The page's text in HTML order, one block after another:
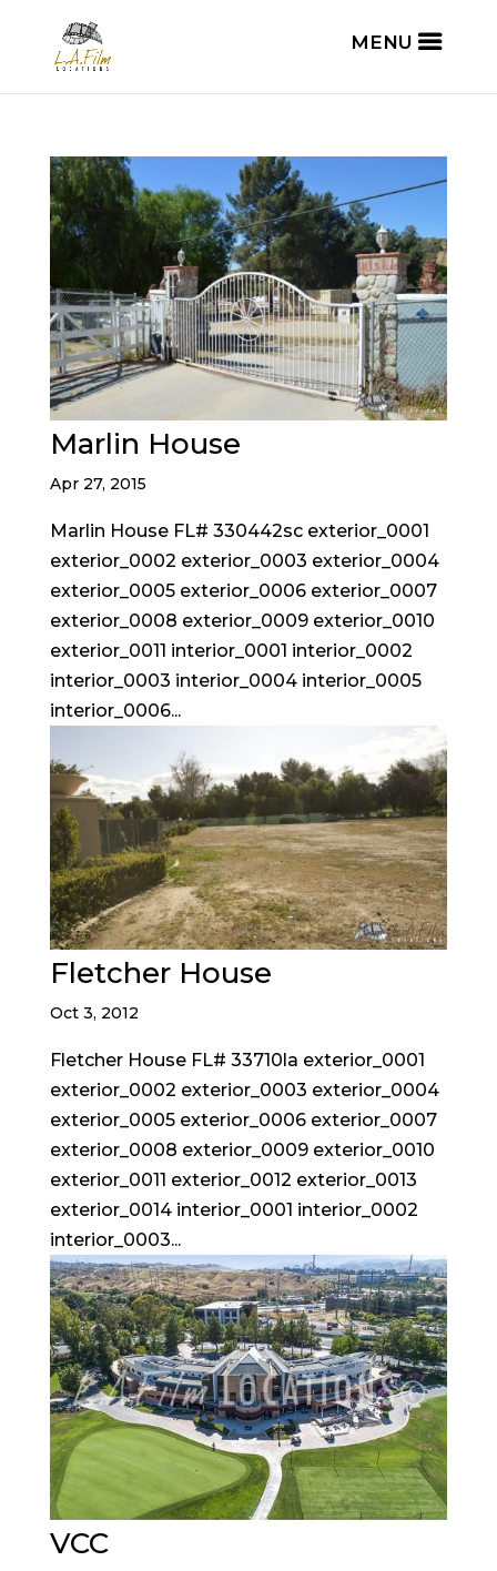
Marlin House
Apr 27, 2015
Marlin House FL# 330442sc exterior_0001
exterior_0002 exterior_0003 exterior_0004
exterior_0005 exterior_0006 exterior_0007
exterior_0008 exterior_0009 exterior_0010
exterior_0011 interior_0001 interior_0002
interior_0003 interior_0004 interior_0005
interior_0006...
Fletcher House
Oct 3, 2012
Fletcher House FL# 33710la exterior_0001
exterior_0002 exterior_0003 exterior_0004
exterior_0005 exterior_0006 exterior_0007
exterior_0008 exterior_0009 exterior_0010
exterior_0011 exterior_0012 exterior_0013
exterior_0014 interior_0001 interior_0002
interior_0003...
VCC